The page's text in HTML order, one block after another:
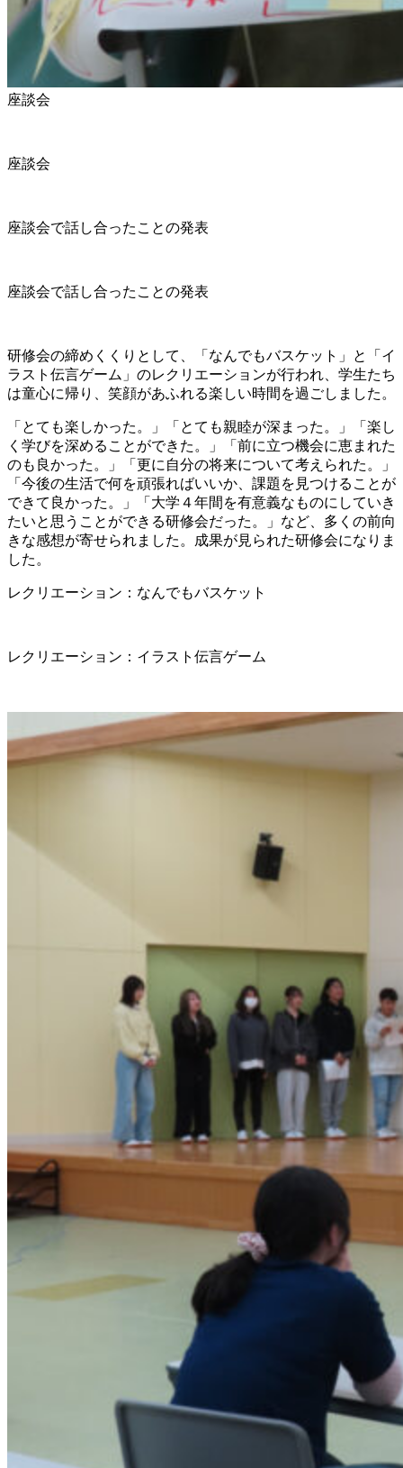
座談会
座談会
座談会で話し合ったことの発表
座談会で話し合ったことの発表
研修会の締めくくりとして、「なんでもバスケット」と「イ
ラスト伝言ゲーム」のレクリエーションが行われ、学生たち
は童心に帰り、笑顔があふれる楽しい時間を過ごしました。
「とても楽しかった。」「とても親睦が深まった。」「楽し
く学びを深めることができた。」「前に立つ機会に恵まれた
のも良かった。」「更に自分の将来について考えられた。」
「今後の生活で何を頑張ればいいか、課題を見つけることが
できて良かった。」「大学４年間を有意義なものにしていき
たいと思うことができる研修会だった。」など、多くの前向
きな感想が寄せられました。成果が見られた研修会になりま
した。
レクリエーション：なんでもバスケット
レクリエーション：イラスト伝言ゲーム